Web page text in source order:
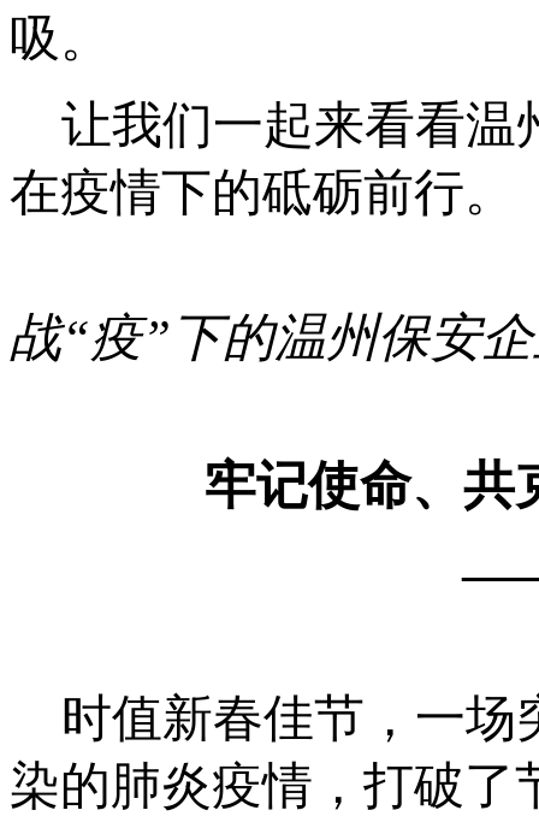
吸。
让我们一起来看看温
在疫情下的砥砺前行。
战“疫”下的温州保安
牢记使命、共
——
时值新春佳节，一
染的肺炎疫情，打破了